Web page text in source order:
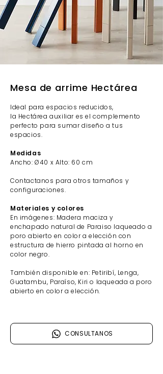
Mesa de arrime Hectárea
Ideal para espacios reducidos,
la Hectárea auxiliar es el complemento
perfecto para sumar diseño a tus
espacios.
Medidas
Ancho: Ø40 x Alto: 60 cm
Contactanos para otros tamaños y
configuraciones.
Materiales y colores
En imágenes: Madera maciza y
enchapado natural de Paraiso laqueado a
poro abierto en color a elección con
estructura de hierro pintada al horno en
color negro.
También disponible en: Petiribí, Lenga,
Guatambu, Paraíso, Kiri o laqueada a poro
abierto en color a elección.
CONSULTANOS